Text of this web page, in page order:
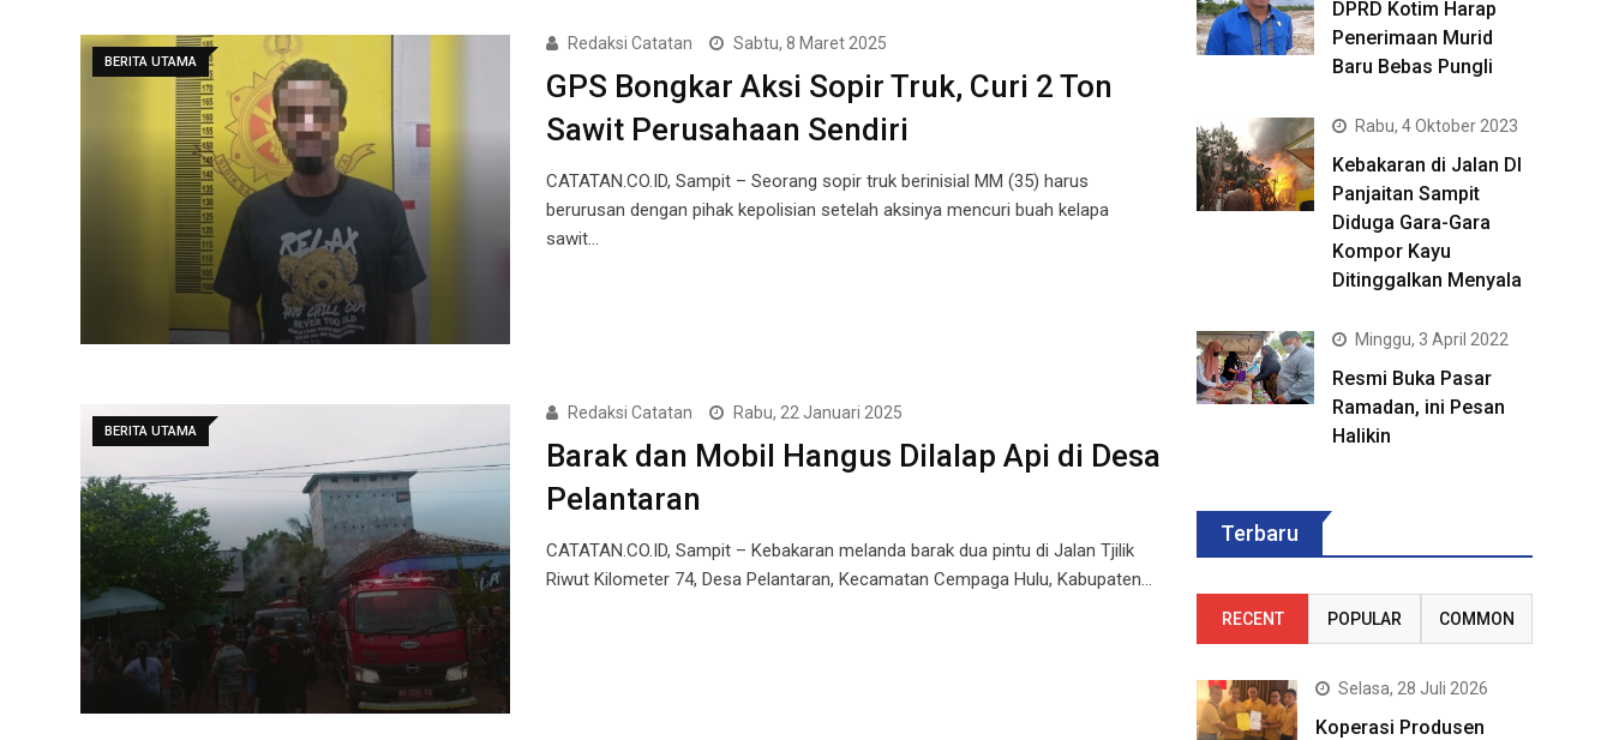
BERITA UTAMA
Redaksi Catatan Sabtu, 8 Maret 2025
GPS Bongkar Aksi Sopir Truk, Curi 2 Ton
Sawit Perusahaan Sendiri
CATATAN.CO.ID, Sampit – Seorang sopir truk berinisial MM (35) harus
berurusan dengan pihak kepolisian setelah aksinya mencuri buah kelapa
sawit…
BERITA UTAMA
Redaksi Catatan Rabu, 22 Januari 2025
Barak dan Mobil Hangus Dilalap Api di Desa
Pelantaran
CATATAN.CO.ID, Sampit – Kebakaran melanda barak dua pintu di Jalan Tjilik
Riwut Kilometer 74, Desa Pelantaran, Kecamatan Cempaga Hulu, Kabupaten…
DPRD Kotim Harap
Penerimaan Murid
Baru Bebas Pungli
Rabu, 4 Oktober 2023
Kebakaran di Jalan DI
Panjaitan Sampit
Diduga Gara-Gara
Kompor Kayu
Ditinggalkan Menyala
Minggu, 3 April 2022
Resmi Buka Pasar
Ramadan, ini Pesan
Halikin
Terbaru
RECENT POPULAR COMMON
Selasa, 28 Juli 2026
Koperasi Produsen